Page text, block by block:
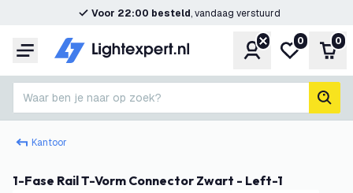
Voor 22:00 besteld, vandaag verstuurd
Menu Account
Mijn
0 0
Waar ben je naar op zoek?
Kantoor
1-Fase Rail T-Vorm Connector Zwart - Left-1